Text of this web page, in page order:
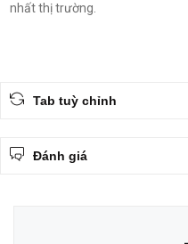
nhất thị trường.
Tab tuỳ chỉnh
Đánh giá